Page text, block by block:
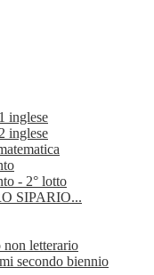
inglese
inglese
- 2° lotto
SIPARIO...
non letterario
secondo biennio